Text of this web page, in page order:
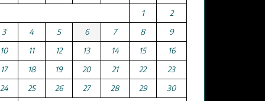
1
2
3
4 5 6 7 8
9
10
11 12 13 14 15
16
17
18 19 20 21 22
23
24
25 26 27 28 29
30